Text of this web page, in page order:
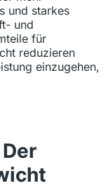
und starkes
und
für
reduzieren
einzugehen,